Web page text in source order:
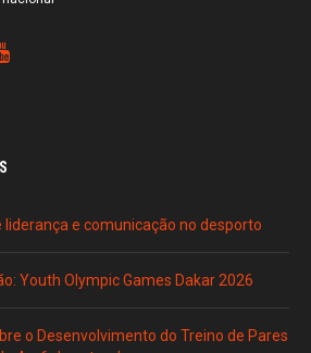
liderança e comunicação no desporto
Youth Olympic Games Dakar 2026
o Desenvolvimento do Treino de Pares